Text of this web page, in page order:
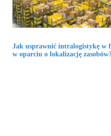
Jak usprawnić intralogistykę w
w oparciu o lokalizację